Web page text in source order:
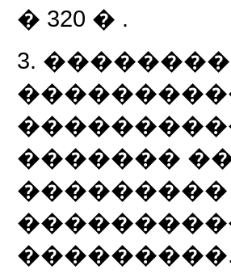
� 320 � .
3.
�������
���������
���������. �